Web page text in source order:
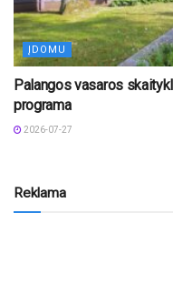
ĮDOMU
Palangos vasaros
programa
2026-07-27
Reklama